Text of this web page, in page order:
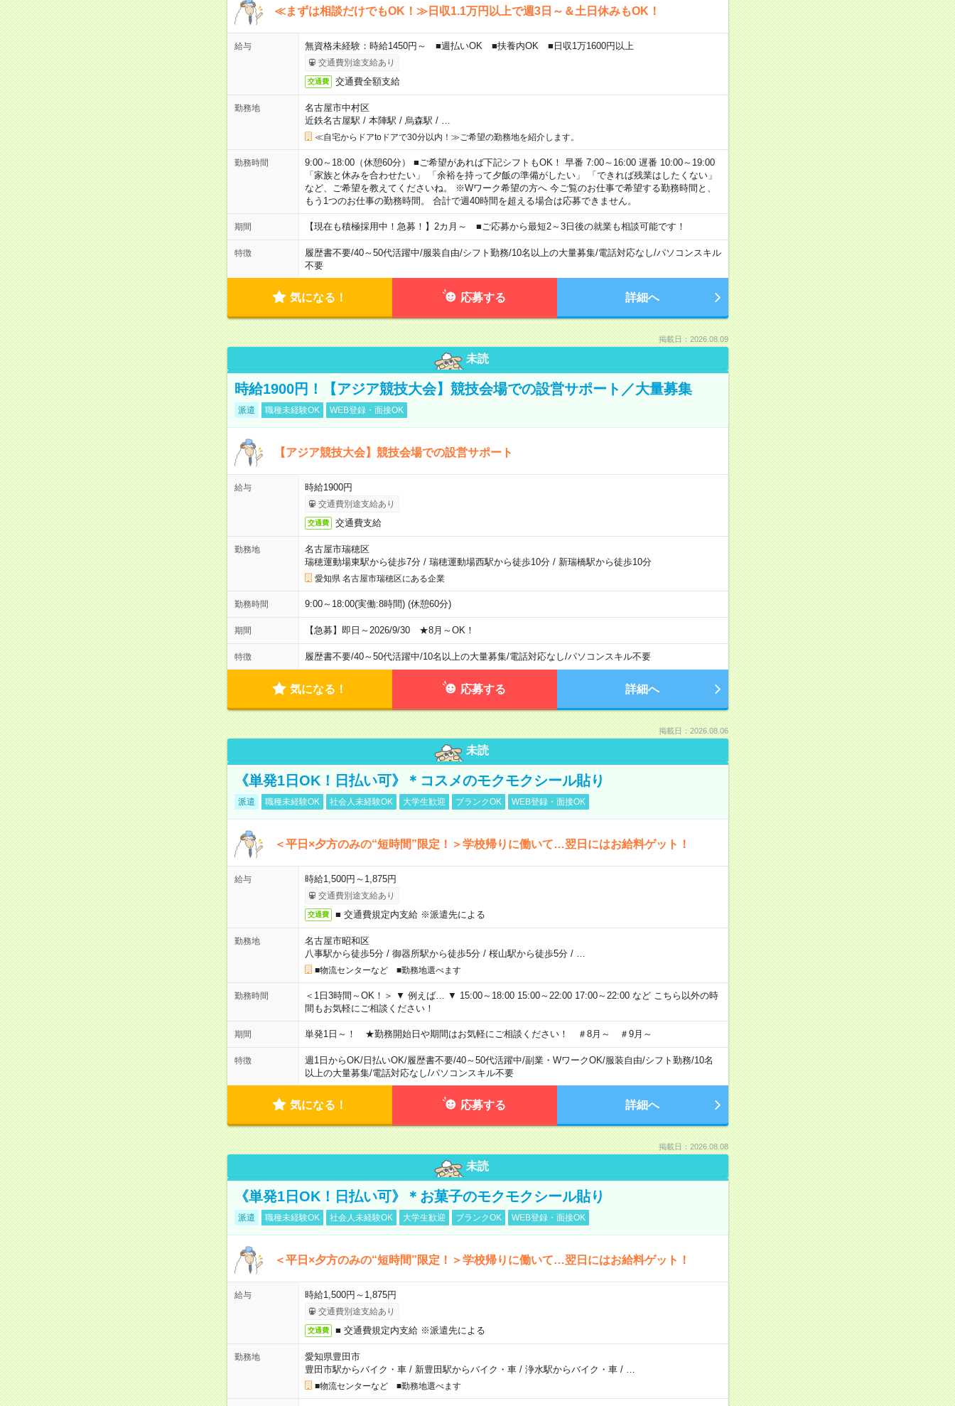
≪まずは相談だけでもOK！≫日収1.1万円以上で週3日～＆土日休みもOK！
給与 無資格未経験：時給1450円～ ■週払いOK ■扶養内OK ■日収1万1600円以上
交通費別途支給あり
交通費 交通費全額支給
勤務地
名古屋市中村区
近鉄名古屋駅 / 本陣駅 / 烏森駅 /
≪自宅からドアtoドアで30分以内！≫ご希望の勤務地を紹介します。
勤務時間
9:00～18:00（休憩60分） ■ご希望があれば下記シフトもOK！ 早番 7:00～16:00 遅番 10:00～19:00
「家族と休みを合わせたい」 「余裕を持って夕飯の準備がしたい」 「できれば残業はしたくない」
など、ご希望を教えてくださいね。 ※Wワーク希望の方へ 今ご覧のお仕事で希望する勤務時間と、
もう1つのお仕事の勤務時間。 合計で週40時間を超える場合は応募できません。
期間 【現在も積極採用中！急募！】2カ月～ ■ご応募から最短2～3日後の就業も相談可能です！
特徴 履歴書不要/40～50代活躍中/服装自由/シフト勤務/10名以上の大量募集/電話対応なし/パソコンスキル
不要
気になる！ 応募する 詳細へ
掲載日：2026.08.09
未読
時給1900円！【アジア競技大会】競技会場での設営サポート／大量募集
派遣 職種未経験OK WEB登録・面接OK
【アジア競技大会】競技会場での設営サポート
給与 時給1900円
交通費別途支給あり
交通費 交通費支給
勤務地
名古屋市瑞穂区
瑞穂運動場東駅から徒歩7分/ 瑞穂運動場西駅から徒歩10分/ 新瑞橋駅から徒歩10分
愛知県 名古屋市瑞穂区にある企業
勤務時間 9:00～18:00(実働:8時間) (休憩60分)
期間 【急募】即日～2026/9/30 ★8月～OK！
特徴 履歴書不要/40～50代活躍中/10名以上の大量募集/電話対応なし/パソコンスキル不要
気になる！ 応募する 詳細へ
掲載日：2026.08.06
未読
《単発1日OK！日払い可》＊コスメのモクモクシール貼り
派遣 職種未経験OK 社会人未経験OK 大学生歓迎 ブランクOK WEB登録・面接OK
＜平日×夕方のみの“短時間”限定！＞学校帰りに働いて…翌日にはお給料ゲット！
給与 時給1,500円～1,875円
交通費別途支給あり
交通費 ■ 交通費規定内支給 ※派遣先による
勤務地
名古屋市昭和区
八事駅から徒歩5分/ 御器所駅から徒歩5分/ 桜山駅から徒歩5分/
■物流センターなど ■勤務地選べます
勤務時間
＜1日3時間～OK！＞ ▼ 例えば… ▼ 15:00～18:00 15:00～22:00 17:00～22:00 など こちら以外の時
間もお気軽にご相談ください！
期間 単発1日～！ ★勤務開始日や期間はお気軽にご相談ください！ ＃8月～ ＃9月～
特徴 週1日からOK/日払いOK/履歴書不要/40～50代活躍中/副業・WワークOK/服装自由/シフト勤務/10名
以上の大量募集/電話対応なし/パソコンスキル不要
気になる！ 応募する 詳細へ
掲載日：2026.08.08
未読
《単発1日OK！日払い可》＊お菓子のモクモクシール貼り
派遣 職種未経験OK 社会人未経験OK 大学生歓迎 ブランクOK WEB登録・面接OK
＜平日×夕方のみの“短時間”限定！＞学校帰りに働いて…翌日にはお給料ゲット！
給与 時給1,500円～1,875円
交通費別途支給あり
交通費 ■ 交通費規定内支給 ※派遣先による
勤務地
愛知県豊田市
豊田市駅からバイク・車/ 新豊田駅からバイク・車/ 浄水駅からバイク・車/
■物流センターなど ■勤務地選べます